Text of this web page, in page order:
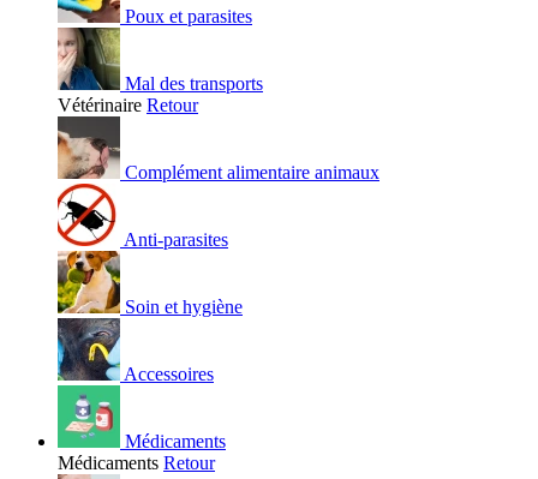
Poux et parasites
Mal des transports
Vétérinaire Retour
Complément alimentaire animaux
Anti-parasites
Soin et hygiène
Accessoires
Médicaments
Médicaments Retour